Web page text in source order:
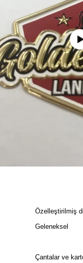
Özelleştirilmiş
Geleneksel
Çantalar ve